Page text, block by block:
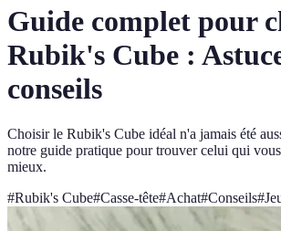
Guide complet pour
Rubik's Cube :
conseils
Choisir le Rubik's Cube idéal n'a jamais été
notre guide pratique pour trouver celui qui
mieux.
#Rubik's Cube#Casse-tête#Achat#Conseils#